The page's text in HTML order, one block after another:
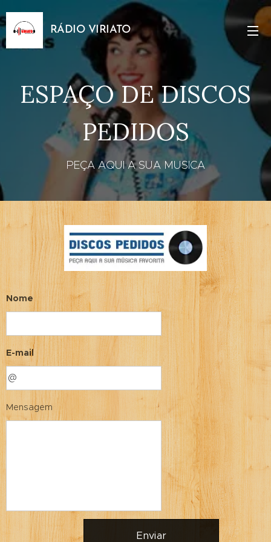
RÁDIO VIRIATO
ESPAÇO DE DISCOS
PEDIDOS
PEÇA AQUI A SUA MUSICA
Nome
E-mail
Mensagem
Enviar